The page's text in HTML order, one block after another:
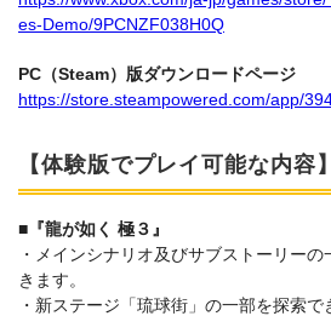
es-Demo/9PCNZF038H0Q
PC（Steam）版ダウンロードページ
https://store.steampowered.com/app/
【体験版でプレイ可能な内容】
■『龍が如く 極３』
・メインシナリオ及びサブストーリー
きます。
・新ステージ「琉球街」の一部を探索で